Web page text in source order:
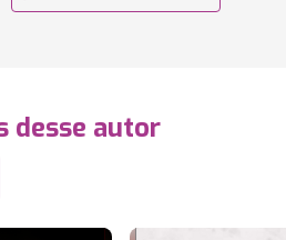
desse autor